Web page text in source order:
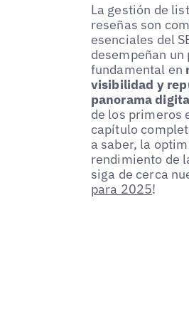
La gestión de
reseñas son
esenciales del
desempeñan un
fundamental en
visibilidad y
panorama
de los primeros
capítulo
a saber, la
rendimiento de
siga de cerca
para 2025!